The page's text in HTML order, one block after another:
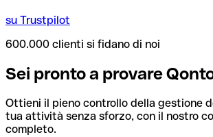
su Trustpilot
600.000 clienti si fidano di noi
Sei pronto a provare
Ottieni il pieno controllo della gestione
tua attività senza sforzo, con il nostro
completo.